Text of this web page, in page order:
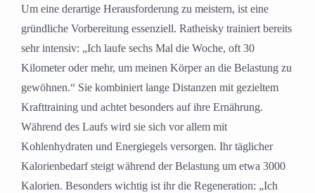
Um eine derartige Herausforderung zu meistern, ist eine
gründliche Vorbereitung essenziell. Ratheisky trainiert bereits
sehr intensiv: „Ich laufe sechs Mal die Woche, oft 30
Kilometer oder mehr, um meinen Körper an die Belastung zu
gewöhnen.“ Sie kombiniert lange Distanzen mit gezieltem
Krafttraining und achtet besonders auf ihre Ernährung.
Während des Laufs wird sie sich vor allem mit
Kohlenhydraten und Energiegels versorgen. Ihr täglicher
Kalorienbedarf steigt während der Belastung um etwa 3000
Kalorien. Besonders wichtig ist ihr die Regeneration: „Ich